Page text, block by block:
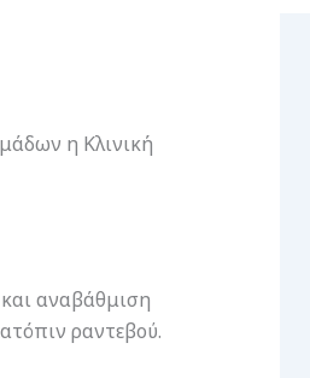
η Κλινική
αναβάθμιση
ραντεβού.